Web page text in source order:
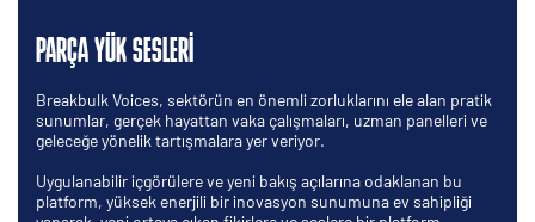
PARÇA YÜK SESLERI
Breakbulk Voices, sektörün en önemli zorluklarını ele alan pratik
sunumlar, gerçek hayattan vaka çalışmaları, uzman panelleri ve
geleceğe yönelik tartışmalara yer veriyor.
Uygulanabilir içgörülere ve yeni bakış açılarına odaklanan bu
platform, yüksek enerjili bir inovasyon sunumuna ev sahipliği